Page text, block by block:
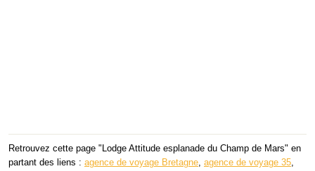
Retrouvez cette page "Lodge Attitude esplanade du Champ de Mars" en
partant des liens : agence de voyage Bretagne agence de voyage 35